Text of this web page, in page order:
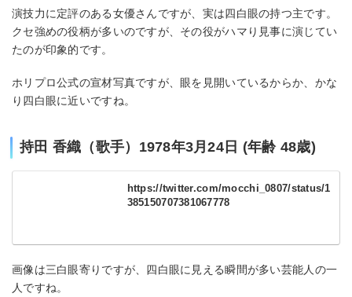
演技力に定評のある女優さんですが、実は四白眼の持つ主です。
クセ強めの役柄が多いのですが、その役がハマり見事に演じてい
たのが印象的です。
ホリプロ公式の宣材写真ですが、眼を見開いているからか、かな
り四白眼に近いですね。
持田 香織（歌手）1978年3月24日 (年齢 48歳)
https://twitter.com/mocchi_0807/status/1
385150707381067778
画像は三白眼寄りですが、四白眼に見える瞬間が多い芸能人の一
人ですね。